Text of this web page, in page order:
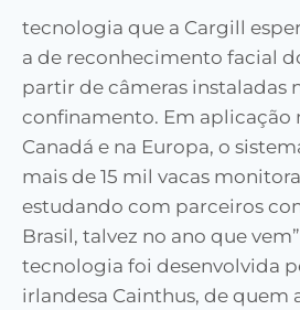
tecnologia que a Cargill
a de reconhecimento facial
partir de câmeras instaladas
confinamento. Em aplicação
Canadá e na Europa, o
mais de 15 mil vacas
estudando com parceiros
Brasil, talvez no ano que
tecnologia foi desenvolvida
irlandesa Cainthus, de quem